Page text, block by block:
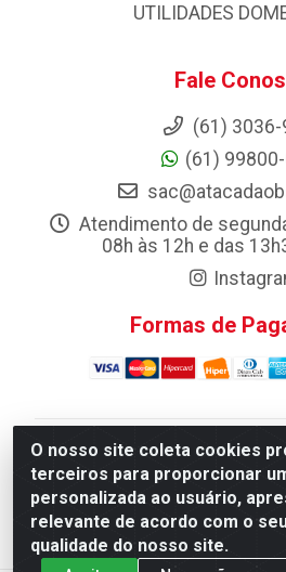
O nosso site coleta cookies
terceiros para proporcionar
personalizada ao usuário,
relevante de acordo com o
qualidade do nosso site.
UTILIDADES
Fale
(61) 3036-
(61)
Atendimento de
08h às 12h e das
Formas de
Atacadao da Limpeza F. Pereira
Distribuicao LTDA - Quadra Qi 10
Industrial (Taguatinga), Brasília/
CNPJ 13.184.675/